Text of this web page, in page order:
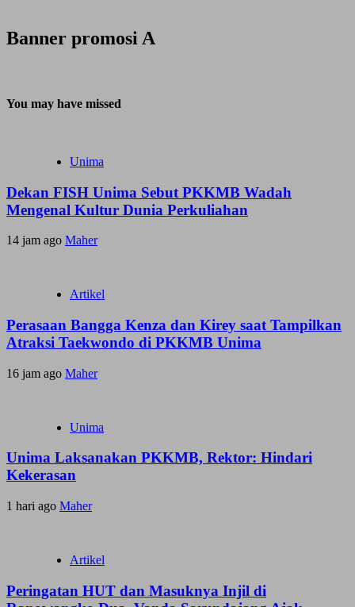
Banner promosi A
You may have missed
Unima
Dekan FISH Unima Sebut PKKMB Wadah
Mengenal Kultur Dunia Perkuliahan
14 jam ago Maher
Artikel
Perasaan Bangga Kenza dan Kirey saat Tampilkan
Atraksi Taekwondo di PKKMB Unima
16 jam ago Maher
Unima
Unima Laksanakan PKKMB, Rektor: Hindari
Kekerasan
1 hari ago Maher
Artikel
Peringatan HUT dan Masuknya Injil di